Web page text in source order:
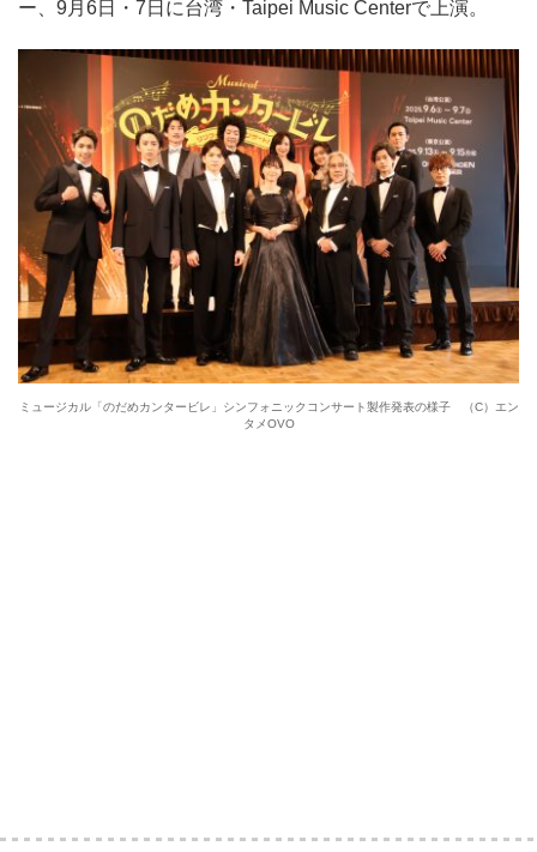
ー、9月6日・7日に台湾・Taipei Music Centerで上演。
ミュージカル「のだめカンタービレ」シンフォニックコンサート製作発表の様子 （C）エン
タメOVO